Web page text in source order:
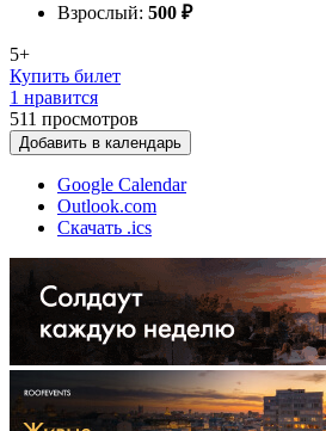
Взрослый: 500 ₽
5+
Купить билет
1 нравится
511 просмотров
Добавить в календарь
Google Calendar
Outlook.com
Скачать .ics